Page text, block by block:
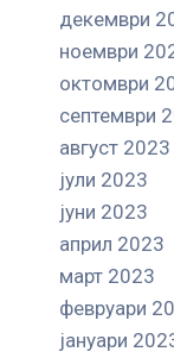
декември
ноември
октомври
септември
август 2023
јули 2023
јуни 2023
април 2023
март 2023
февруари
јануари